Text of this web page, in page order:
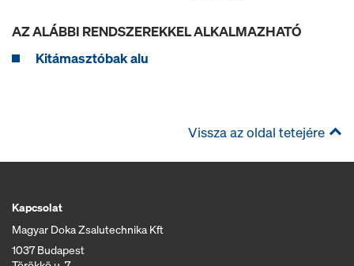
AZ ALÁBBI RENDSZEREKKEL ALKALMAZHATÓ
Kitámasztóbak alu
Vissza az oldal tetejére
Kapcsolat
Magyar Doka Zsalutechnika Kft
1037 Budapest